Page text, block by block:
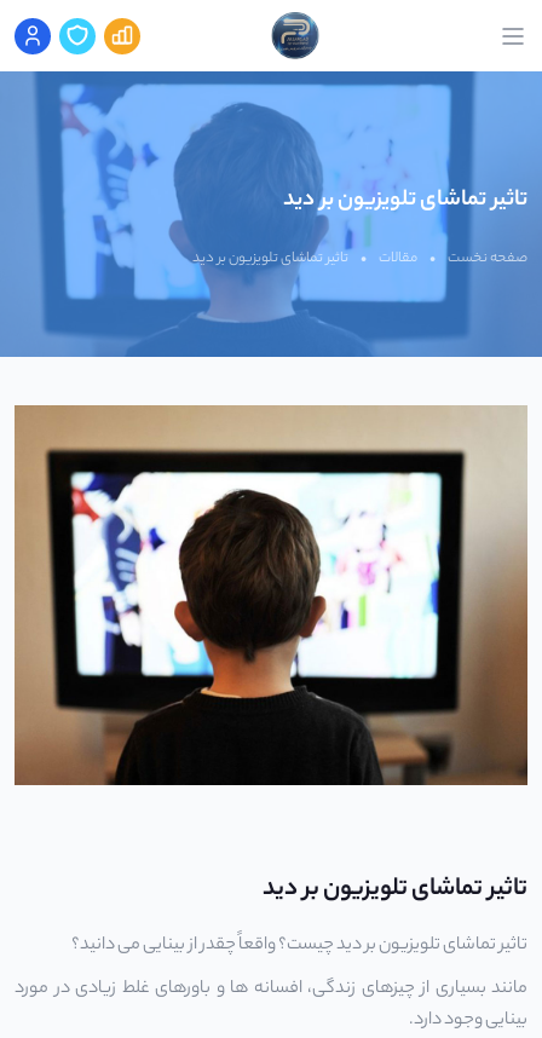
تاثیر تماشای تلویزیون بر دید
صفحه نخست • مقالات • تاثیر تماشای تلویزیون بر دید
تاثیر تماشای تلویزیون بر دید
تاثیر تماشای تلویزیون بر دید چیست؟ واقعاً چقدر از بینایی می دانید؟
مانند بسیاری از چیزهای زندگی، افسانه ها و باورهای غلط زیادی در مورد
بینایی وجود دارد.